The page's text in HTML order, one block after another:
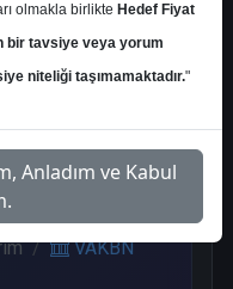
Get.
1
Üstü Get.
3
VAKBN
olmakla birlikte Hedef Fiyat
bir tavsiye veya yorum
niteliği taşımamaktadır."
ve Kabul